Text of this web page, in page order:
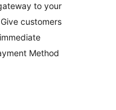
to your
customers
Method